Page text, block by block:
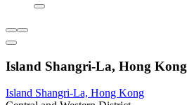
Island Shangri-La, Hong Kong
Island Shangri-La, Hong Kong